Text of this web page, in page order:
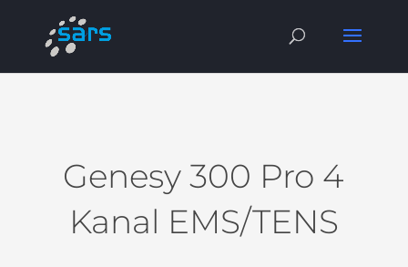
Genesy 300 Pro 4
Kanal EMS/TENS